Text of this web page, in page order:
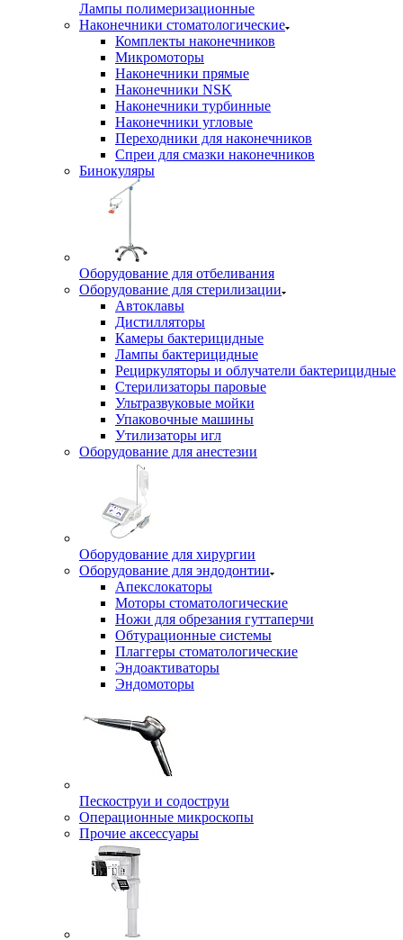
Лампы полимеризационные
Наконечники стоматологические
Комплекты наконечников
Микромоторы
Наконечники прямые
Наконечники NSK
Наконечники турбинные
Наконечники угловые
Переходники для наконечников
Спреи для смазки наконечников
Бинокуляры
Оборудование для отбеливания
Оборудование для стерилизации
Автоклавы
Дистилляторы
Камеры бактерицидные
Лампы бактерицидные
Рециркуляторы и облучатели бактерицидные
Стерилизаторы паровые
Ультразвуковые мойки
Упаковочные машины
Утилизаторы игл
Оборудование для анестезии
Оборудование для хирургии
Оборудование для эндодонтии
Апекслокаторы
Моторы стоматологические
Ножи для обрезания гуттаперчи
Обтурационные системы
Плаггеры стоматологические
Эндоактиваторы
Эндомоторы
Пескоструи и содоструи
Операционные микроскопы
Прочие аксессуары